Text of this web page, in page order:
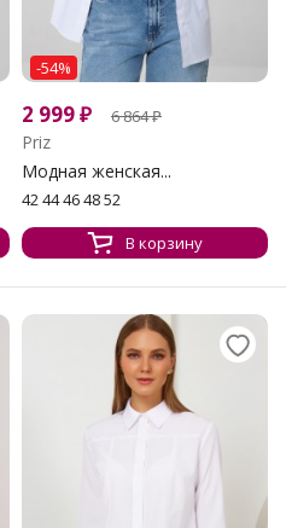
-54%
2 999₽ 6 864₽
Priz
Модная женская...
42 44 46 48 52
В корзину